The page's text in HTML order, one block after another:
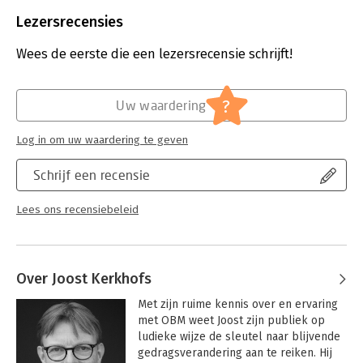
zijn toepasbaar op een breed palet aan
werkwijzen en waardestromen, vaker vertonen van veilig
organisatie.
OBM geeft antwoord op de hoe-vraag als het gaat om
prestatieverbetering en het oplossen van
beïnvloeder concrete, praktische en direct toepasbare
technieken voor het verbeteren van prestaties, motivatie en
Uitgever:
Verschijningsdatum:
13-2-2023
Algemeen management
Courseware
Lezersrecensies
Wees de eerste die een lezersrecensie schrijft!
Schrijf een recensie
Lees ons recensiebeleid
Uw waardering ?
Log in om uw waardering te geven
Over Joost Kerkhofs
Met zijn ruime kennis over en ervaring
met OBM weet Joost zijn publiek op
ludieke wijze de sleutel naar blijvende
gedragsverandering aan te reiken. Hij